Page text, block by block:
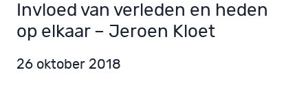
Invloed van verleden en heden
op elkaar – Jeroen Kloet
26 oktober 2018